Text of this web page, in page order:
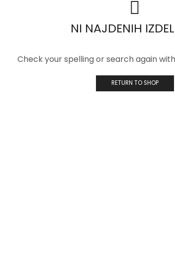
NI NAJDENIH
Check your spelling or search again
RETURN TO SHOP